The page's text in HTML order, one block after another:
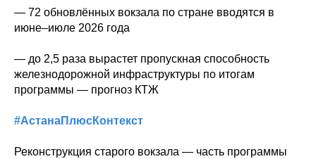
— 72 обновлённых вокзала по стране вводятся в
июне–июле 2026 года
— до 2,5 раза вырастет пропускная способность
железнодорожной инфраструктуры по итогам
программы — прогноз КТЖ
#АстанаПлюсКонтекст
Реконструкция старого вокзала — часть программы